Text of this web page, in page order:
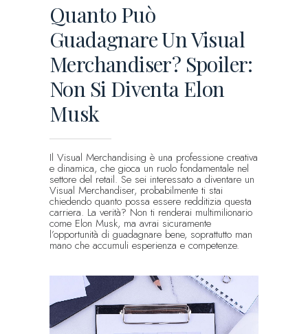
Quanto Può
Guadagnare Un Visual
Merchandiser? Spoiler:
Non Si Diventa Elon
Musk
Il Visual Merchandising è una professione creativa
e dinamica, che gioca un ruolo fondamentale nel
settore del retail. Se sei interessato a diventare un
Visual Merchandiser, probabilmente ti stai
chiedendo quanto possa essere redditizia questa
carriera. La verità? Non ti renderai multimilionario
come Elon Musk, ma avrai sicuramente
l’opportunità di guadagnare bene, soprattutto man
mano che accumuli esperienza e competenze.